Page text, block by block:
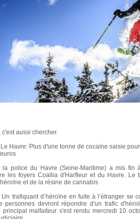
aussi chercher.
Le Havre: Plus d'une tonne de cocaïne saisie
la police du Havre (Seine-Maritime) a mis fin
les foyers Coallia d'Harfleur et du Havre. Le
et de la résine de cannabis
Un trafiquant d’héroïne en fuite à l’étranger se
personnes devront répondre d'un trafic
principal malfaiteur s'est rendu mercredi 10